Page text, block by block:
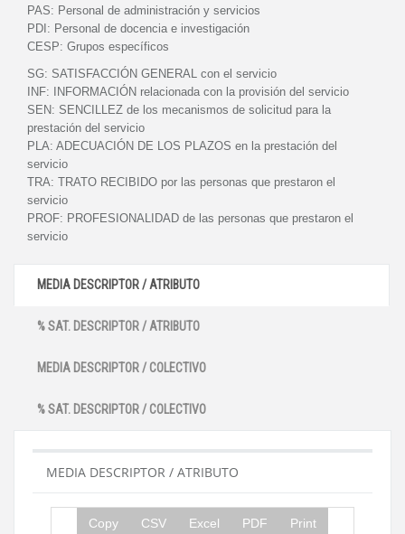
PAS: Personal de administración y servicios
PDI: Personal de docencia e investigación
CESP: Grupos específicos
SG: SATISFACCIÓN GENERAL con el servicio
INF:
INFORMACIÓN relacionada con la provisión del servicio
SEN: SENCILLEZ de los mecanismos de solicitud para la
prestación del servicio
PLA: ADECUACIÓN DE LOS PLAZOS en la prestación del
servicio
TRA: TRATO RECIBIDO por las personas que prestaron el
servicio
PROF: PROFESIONALIDAD de las personas que prestaron el
servicio
MEDIA DESCRIPTOR / ATRIBUTO
% SAT. DESCRIPTOR / ATRIBUTO
MEDIA DESCRIPTOR / COLECTIVO
% SAT. DESCRIPTOR / COLECTIVO
MEDIA DESCRIPTOR / ATRIBUTO
Copy CSV Excel PDF Print